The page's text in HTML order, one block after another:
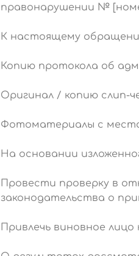
правонарушении №
К настоящему
Копию протокола об
Оригинал / копию слип-
Фотоматериалы с
На основании
Провести проверку в
законодательства о
Привлечь виновное